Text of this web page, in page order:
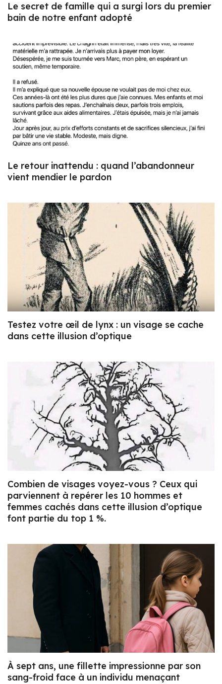
Le secret de famille qui a surgi lors du premier
bain de notre enfant adopté
Le retour inattendu : quand l’abandonneur
vient mendier le pardon
Testez votre œil de lynx : un visage se cache
dans cette illusion d’optique
Combien de visages voyez-vous ? Ceux qui
parviennent à repérer les 10 hommes et
femmes cachés dans cette illusion d’optique
font partie du top 1 %.
À sept ans, une fillette impressionne par son
sang-froid face à un individu menaçant